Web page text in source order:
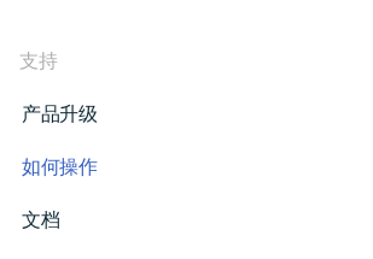
支持
产品升级
如何操作
文档